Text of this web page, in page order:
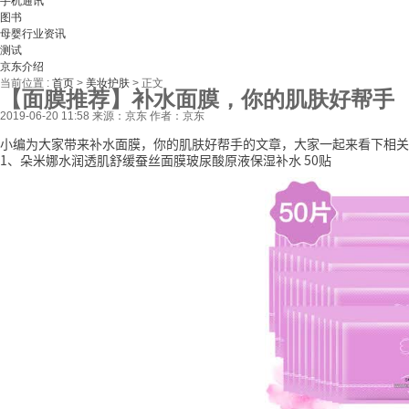
图书
母婴行业资讯
测试
京东介绍
当前位置 : 首页 > 美妆护肤 > 正文
【面膜推荐】补水面膜，你的肌肤好帮手
2019-06-20 11:58 来源：京东 作者：京东
小编为大家带来补水面膜，你的肌肤好帮手的文章，大家一起来看下相
1、朵米娜水润透肌舒缓蚕丝面膜玻尿酸原液保湿补水 50贴